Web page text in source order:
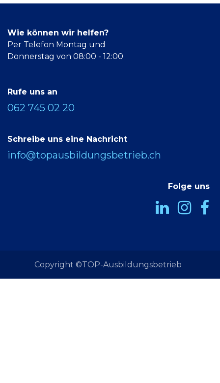
Wie können wir helfen?
Per Telefon Montag und
Donnerstag von 08:00 - 12:00
Rufe uns an
062 745 02 20
Schreibe uns eine Nachricht
info@topausbildungsbetrieb.ch
Folge uns
Copyright ©TOP-Ausbildungsbetrieb